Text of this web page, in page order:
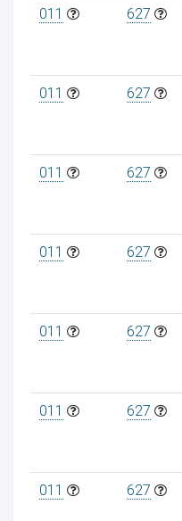
011 627
011 627
011 627
011 627
011 627
011 627
011 627